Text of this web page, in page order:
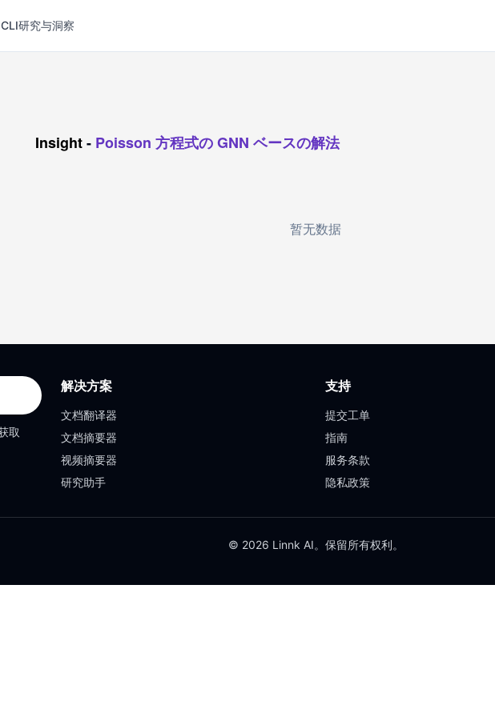
研究与洞察
Insight- Poisson 方程式の GNN ベースの解法
暂无数据
取
解决方案
文档翻译器
文档摘要器
视频摘要器
研究助手
支持
提交工单
指南
服务条款
隐私政策
© 2026 Linnk AI。保留所有权利。